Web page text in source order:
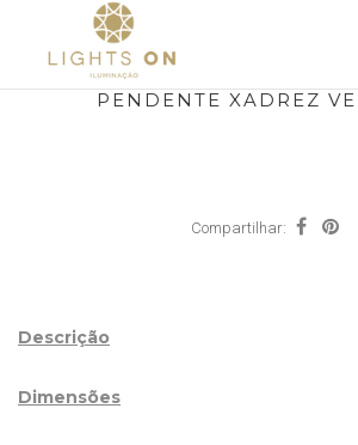
PENDENTE XADREZ
Compartilhar:
Descrição
Dimensões